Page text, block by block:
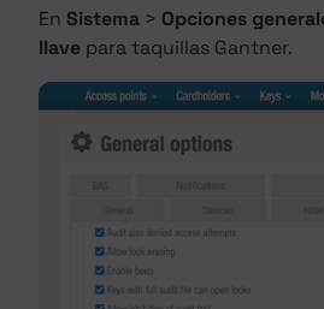
En Sistema > Opciones
llave para taquillas Gantner.